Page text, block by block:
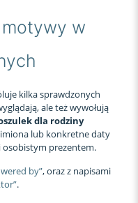
w
kilka sprawdzonych
ale też wywołują
dla rodziny
lub konkretne daty
osobistym prezentem.
by”, oraz z napisami
.